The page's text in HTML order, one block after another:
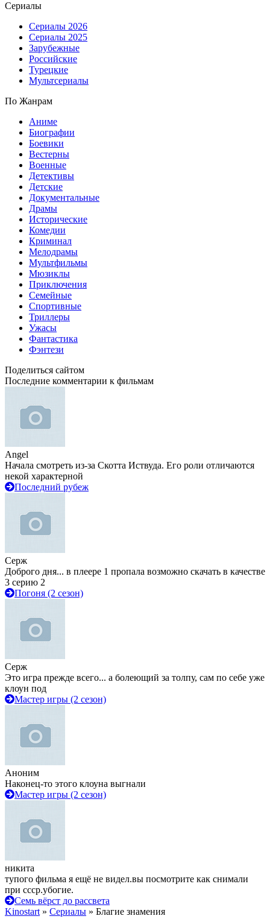
Сериалы
Сериалы 2026
Сериалы 2025
Зарубежные
Российские
Турецкие
Мультсериалы
По Жанрам
Аниме
Биографии
Боевики
Вестерны
Военные
Детективы
Детские
Документальные
Драмы
Исторические
Комедии
Криминал
Мелодрамы
Мультфильмы
Мюзиклы
Приключения
Семейные
Спортивные
Триллеры
Ужасы
Фантастика
Фэнтези
Поделиться сайтом
Последние комментарии к фильмам
Angel
Начала смотреть из-за Скотта Иствуда. Его роли отличаются
некой характерной
Последний рубеж
Серж
Доброго дня... в плеере 1 пропала возможно скачать в качестве
3 серию 2
Погоня (2 сезон)
Серж
Это игра прежде всего... а болеющий за толпу, сам по себе уже
клоун под
Мастер игры (2 сезон)
Аноним
Наконец-то этого клоуна выгнали
Мастер игры (2 сезон)
никита
тупого фильма я ещё не видел.вы посмотрите как снимали
при ссср.убогие.
Семь вёрст до рассвета
Kinostart » Сериалы » Благие знамения